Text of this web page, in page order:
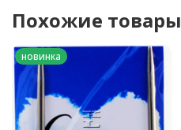
Похожие товары
новинка